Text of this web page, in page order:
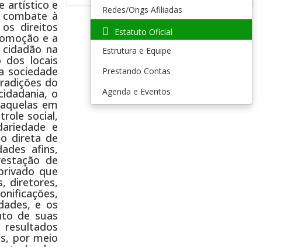
artístico e
à
direitos
e a
na
dos locais
sociedade
do
o
em
social,
e
direta de
afins,
de
que
diretores,
e os
de suas
por meio
Redes/Ongs Afiliadas
Estatuto Oficial
Estrutura e Equipe
Prestando Contas
Agenda e Eventos